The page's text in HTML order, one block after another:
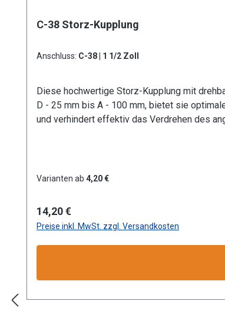
C-38 Storz-Kupplung
Anschluss: C-38 | 1 1/2 Zoll
Diese hochwertige Storz-Kupplung mit
D - 25 mm bis A - 100 mm, bietet sie
und verhindert effektiv das Verdrehen des
Durchflussanforderungen. GRÖSSEN: C Storz-Kupplung mit Tüllen-Ø 38 mm KONSTRUKTION: Hochwertige Aluminium-Ausführung mit drehbarer Tülle für optimale
EINSATZGEBIETE: Vielseitig verwendbar in
Varianten ab 4,20 €
Regulärer Preis:
14,20 €
Preise inkl. MwSt. zzgl. Versandkosten